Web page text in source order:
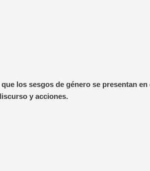
los sesgos de género se presentan
y acciones.